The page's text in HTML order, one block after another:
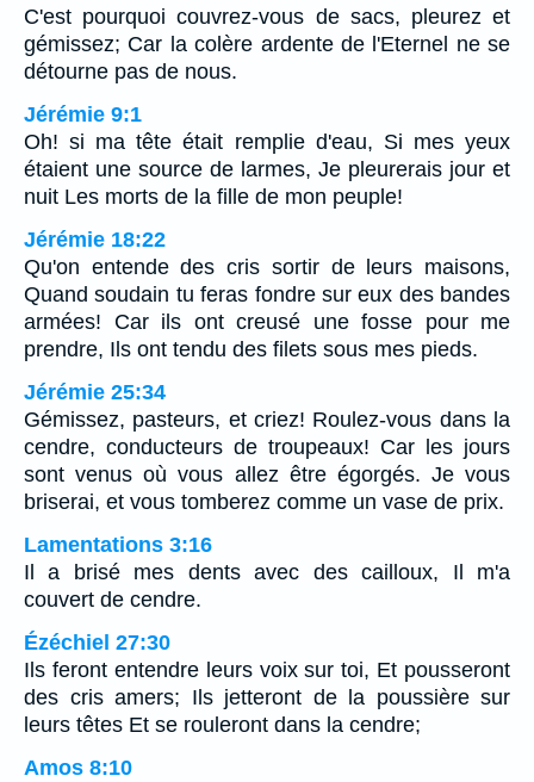
C'est pourquoi couvrez-vous de sacs, pleurez et
gémissez; Car la colère ardente de l'Eternel ne se
détourne pas de nous.
Jérémie 9:1
Oh! si ma tête était remplie d'eau, Si mes yeux
étaient une source de larmes, Je pleurerais jour et
nuit Les morts de la fille de mon peuple!
Jérémie 18:22
Qu'on entende des cris sortir de leurs maisons,
Quand soudain tu feras fondre sur eux des bandes
armées! Car ils ont creusé une fosse pour me
prendre, Ils ont tendu des filets sous mes pieds.
Jérémie 25:34
Gémissez, pasteurs, et criez! Roulez-vous dans la
cendre, conducteurs de troupeaux! Car les jours
sont venus où vous allez être égorgés. Je vous
briserai, et vous tomberez comme un vase de prix.
Lamentations 3:16
Il a brisé mes dents avec des cailloux, Il m'a
couvert de cendre.
Ézéchiel 27:30
Ils feront entendre leurs voix sur toi, Et pousseront
des cris amers; Ils jetteront de la poussière sur
leurs têtes Et se rouleront dans la cendre;
Amos 8:10